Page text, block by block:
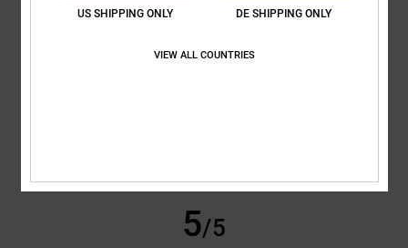
5/5
US SHIPPING ONLY DE SHIPPING ONLY
VIEW ALL COUNTRIES